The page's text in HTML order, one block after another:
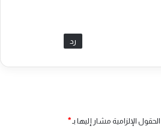
رد
الحقول الإلزامية مشار إليها بـ*